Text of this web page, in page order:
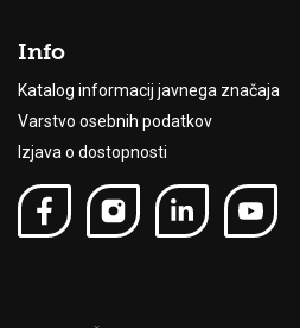
Info
Katalog informacij javnega značaja
Varstvo osebnih podatkov
Izjava o dostopnosti